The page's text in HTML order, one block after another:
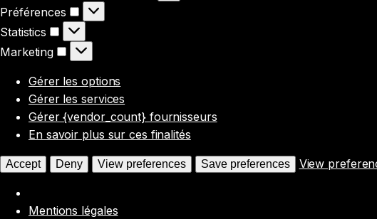
Préférences
Préférences
Statistics
Statistics
Marketing
Marketing
Gérer les options
Gérer les services
Gérer {vendor_count} fournisseurs
En savoir plus sur ces finalités
Accept Deny View preferences Save preferences View
Mentions légales